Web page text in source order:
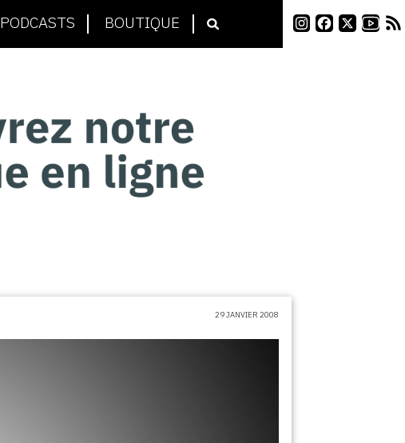
PODCASTS BOUTIQUE
29 JANVIER 2008